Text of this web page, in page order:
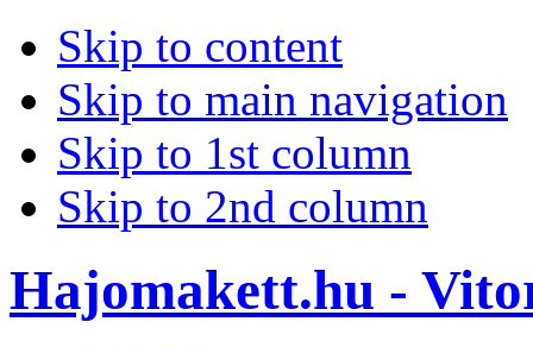
Skip to content
Skip to main navigation
Skip to 1st column
Skip to 2nd column
Hajomakett.hu -